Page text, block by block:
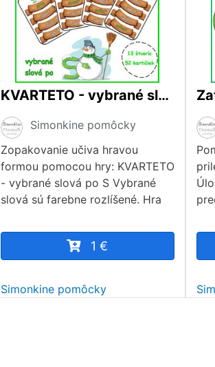
KVARTETO - vybrané slová po S
Simonkine pomôcky
Zopakovanie učiva hravou
formou pomocou hry: KVARTETO
- vybrané slová po S Vybrané
slová sú farebne rozlíšené. Hra
1 €
Simonkine pomôcky